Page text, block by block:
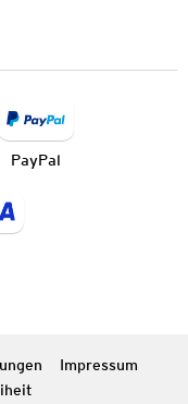
PayPal
Impressum